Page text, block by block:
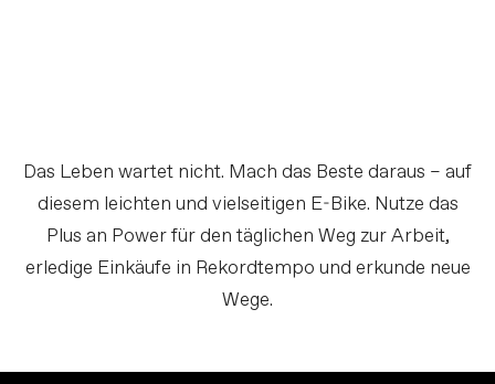
Das Leben wartet nicht. Mach das Beste daraus – auf
diesem leichten und vielseitigen E-Bike. Nutze das
Plus an Power für den täglichen Weg zur Arbeit,
erledige Einkäufe in Rekordtempo und erkunde neue
Wege.